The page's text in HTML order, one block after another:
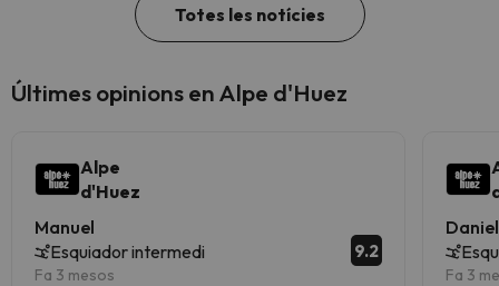
Totes les notícies
Últimes opinions en Alpe d'Huez
Alpe
d'Huez
Manuel
Esquiador intermedi
Fa 3 mesos
9.2
Daniel
Fa 3